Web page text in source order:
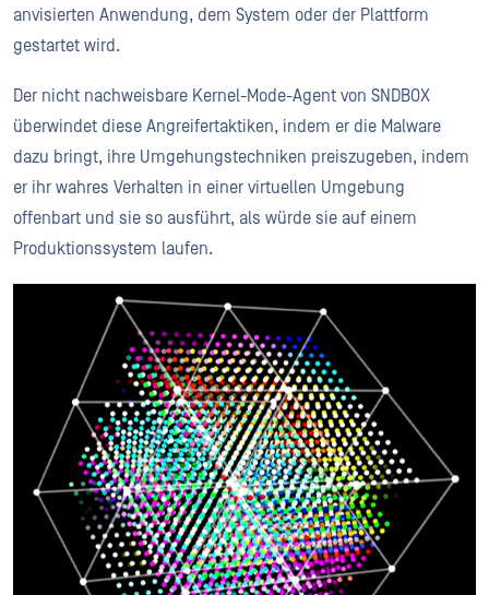
anvisierten Anwendung, dem System oder der Plattform
gestartet wird.
Der nicht nachweisbare Kernel-Mode-Agent von SNDBOX
überwindet diese Angreifertaktiken, indem er die Malware
dazu bringt, ihre Umgehungstechniken preiszugeben, indem
er ihr wahres Verhalten in einer virtuellen Umgebung
offenbart und sie so ausführt, als würde sie auf einem
Produktionssystem laufen.